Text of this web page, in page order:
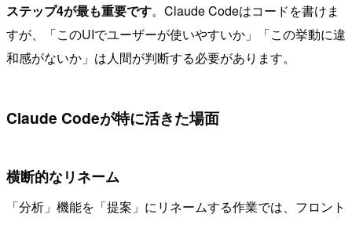
ステップ4が最も重要です。Claude Codeはコードを書けま
すが、「このUIでユーザーが使いやすいか」「この挙動に違
和感がないか」は人間が判断する必要があります。
Claude Codeが特に活きた場面
横断的なリネーム
「分析」機能を「提案」にリネームする作業では、フロント